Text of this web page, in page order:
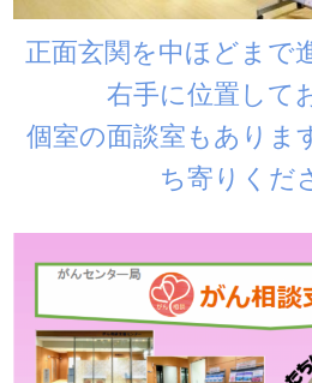
正面玄関を中ほどまで
右手に位置して
個室の面談室もありま
ち寄りくだ